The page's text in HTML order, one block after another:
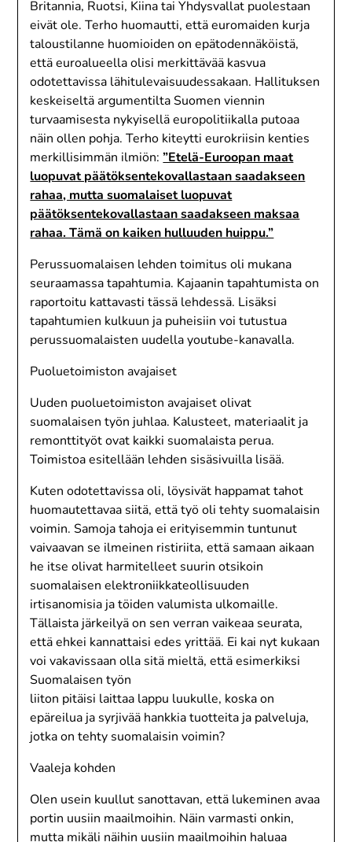
Britannia, Ruotsi, Kiina tai Yhdysvallat puolestaan
eivät ole. Terho huomautti, että euromaiden kurja
taloustilanne huomioiden on epätodennäköistä,
että euroalueella olisi merkittävää kasvua
odotettavissa lähitulevaisuudessakaan. Hallituksen
keskeiseltä argumentilta Suomen viennin
turvaamisesta nykyisellä europolitiikalla putoaa
näin ollen pohja. Terho kiteytti eurokriisin kenties
merkillisimmän ilmiön:”Etelä-Euroopan maat
luopuvat päätöksentekovallastaan saadakseen
rahaa, mutta suomalaiset luopuvat
päätöksentekovallastaan saadakseen maksaa
rahaa. Tämä on kaiken hulluuden huippu.”
Perussuomalaisen lehden toimitus oli mukana
seuraamassa tapahtumia. Kajaanin tapahtumista on
raportoitu kattavasti tässä lehdessä. Lisäksi
tapahtumien kulkuun ja puheisiin voi tutustua
perussuomalaisten uudella youtube-kanavalla.
Puoluetoimiston avajaiset
Uuden puoluetoimiston avajaiset olivat
suomalaisen työn juhlaa. Kalusteet, materiaalit ja
remonttityöt ovat kaikki suomalaista perua.
Toimistoa esitellään lehden sisäsivuilla lisää.
Kuten odotettavissa oli, löysivät happamat tahot
huomautettavaa siitä, että työ oli tehty suomalaisin
voimin. Samoja tahoja ei erityisemmin tuntunut
vaivaavan se ilmeinen ristiriita, että samaan aikaan
he itse olivat harmitelleet suurin otsikoin
suomalaisen elektroniikkateollisuuden
irtisanomisia ja töiden valumista ulkomaille.
Tällaista järkeilyä on sen verran vaikeaa seurata,
että ehkei kannattaisi edes yrittää. Ei kai nyt kukaan
voi vakavissaan olla sitä mieltä, että esimerkiksi
Suomalaisen työn
liiton pitäisi laittaa lappu luukulle, koska on
epäreilua ja syrjivää hankkia tuotteita ja palveluja,
jotka on tehty suomalaisin voimin?
Vaaleja kohden
Olen usein kuullut sanottavan, että lukeminen avaa
portin uusiin maailmoihin. Näin varmasti onkin,
mutta mikäli näihin uusiin maailmoihin haluaa